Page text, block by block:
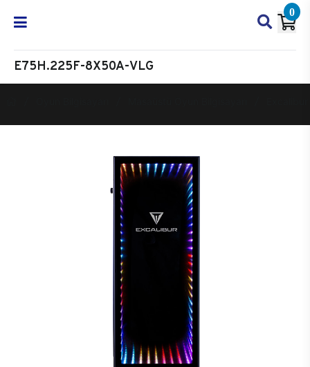
0
E75H.225F-8X50A-VLG